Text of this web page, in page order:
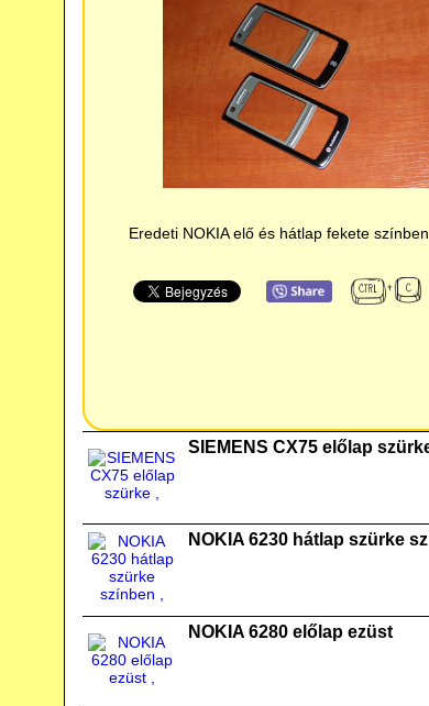
Eredeti NOKIA elő és hátlap fekete színben
SIEMENS CX75 előlap
NOKIA 6230 hátlap szürke
NOKIA 6280 előlap ezüst